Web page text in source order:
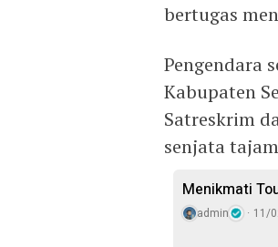
bertugas
Pengendara
Kabupaten
Satreskrim
senjata
Menikmati
admin 11/